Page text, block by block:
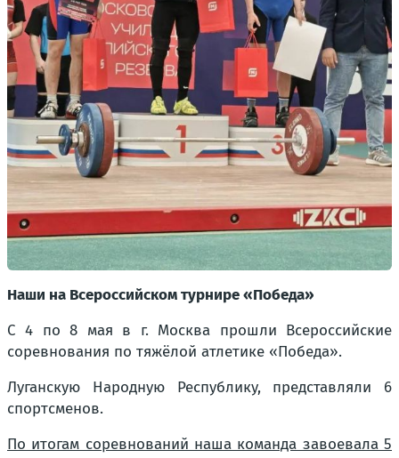
Наши на Всероссийском турнире «Победа»
С 4 по 8 мая в г. Москва прошли Всероссийские
соревнования по тяжёлой атлетике «Победа».
Луганскую Народную Республику, представляли 6
спортсменов.
По итогам соревнований наша команда завоевала 5